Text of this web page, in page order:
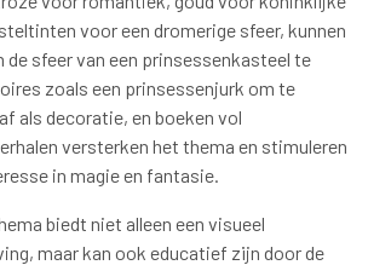
voor een dromerige sfeer, kunnen
sfeer van een prinsessenkasteel te
zoals een prinsessenjurk om te
als decoratie, en boeken vol
versterken het thema en stimuleren
in magie en fantasie.
biedt niet alleen een visueel
maar kan ook educatief zijn door de